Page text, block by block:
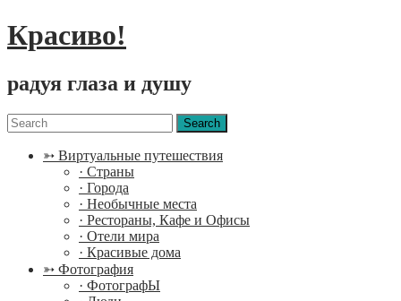
Красиво!
радуя глаза и душу
Menu
Search
for:
➳ Виртуальные путешествия
· Страны
· Города
· Необычные места
· Рестораны, Кафе и Офисы
· Отели мира
· Красивые дома
➳ Фотография
· ФотографЫ